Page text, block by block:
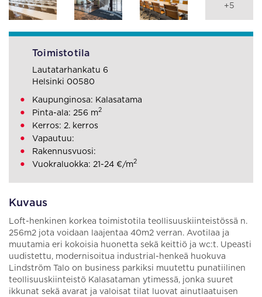
Kuvaus
Loft-henkinen korkea toimistotila teollisuuskiinteistössä n.
256m2 jota voidaan laajentaa 40m2 verran. Avotilaa ja
muutamia eri kokoisia huonetta sekä keittiö ja wc:t. Upeasti
uudistettu, modernisoitua industrial-henkeä huokuva
Lindström Talo on business parkiksi muutettu punatiilinen
teollisuuskiinteistö Kalasataman ytimessä, jonka suuret
ikkunat sekä avarat ja valoisat tilat luovat ainutlaatuisen
+5
Toimistotila
Lautatarhankatu 6
Helsinki 00580
Kaupunginosa: Kalasatama
Pinta-ala: 256 m2
Kerros: 2. kerros
Vapautuu:
Rakennusvuosi:
Vuokraluokka: 21-24 €/m2